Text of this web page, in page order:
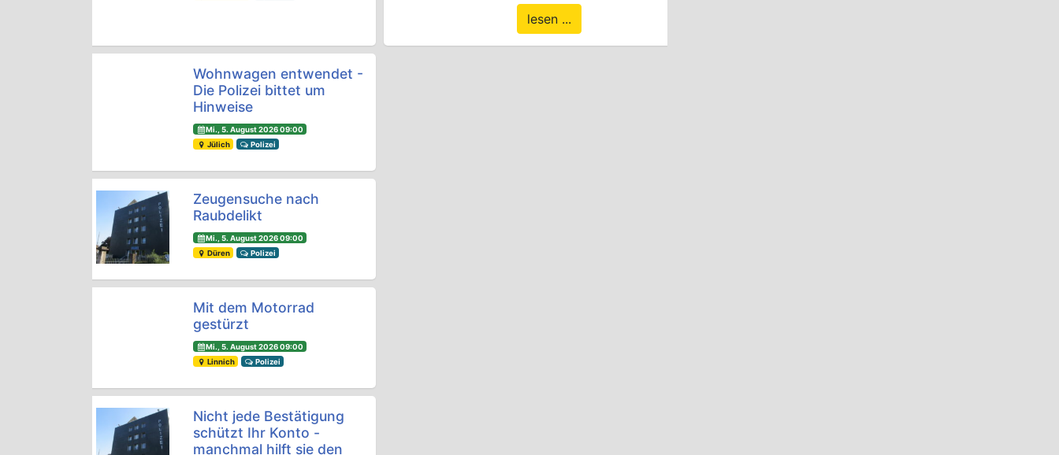
lesen ...
Wohnwagen entwendet -
Die Polizei bittet um
Hinweise
Mi., 5. August 2026 09:00
Jülich
Polizei
Zeugensuche nach
Raubdelikt
Mi., 5. August 2026 09:00
Düren
Polizei
Mit dem Motorrad
gestürzt
Mi., 5. August 2026 09:00
Linnich
Polizei
Nicht jede Bestätigung
schützt Ihr Konto -
manchmal hilft sie den